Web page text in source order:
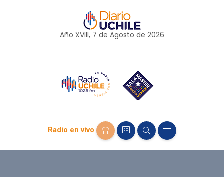
Año XVIII, 7 de Agosto de 2026
Radio en vivo